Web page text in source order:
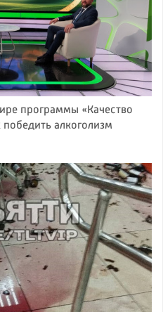
программы «Качество
алкоголизм